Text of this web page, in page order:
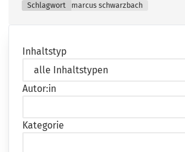
Schlagwort marcus schwarzbach
Inhaltstyp
Autor:in
Kategorie